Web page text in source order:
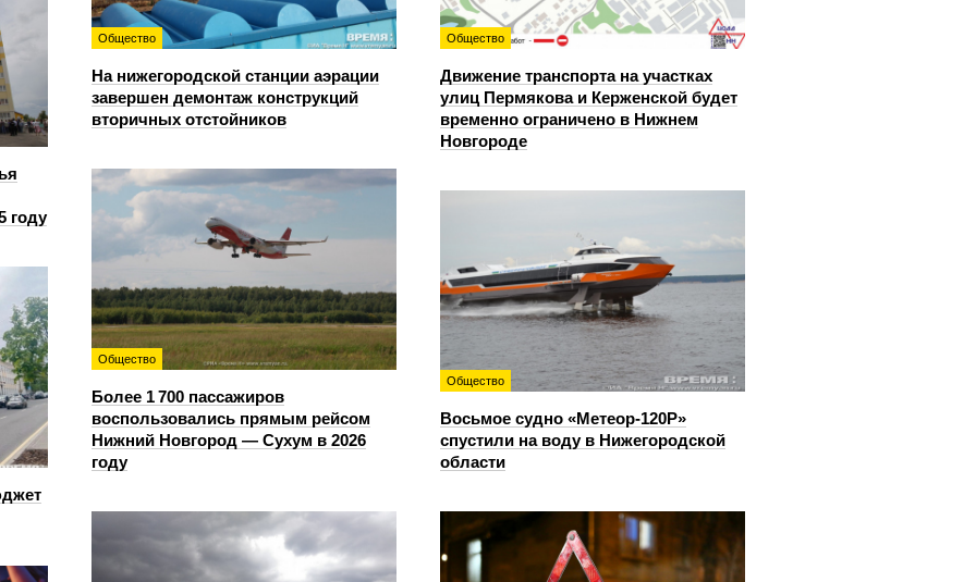
Общество
На нижегородской станции аэрации
завершен демонтаж конструкций
вторичных отстойников
Общество
Движение транспорта на участках
улиц Пермякова и Керженской будет
временно ограничено в Нижнем
Новгороде
году
Общество
Более 1 700 пассажиров
воспользовались прямым рейсом
Нижний Новгород — Сухум в 2026
году
Общество
Восьмое судно «Метеор-120Р»
спустили на воду в Нижегородской
области